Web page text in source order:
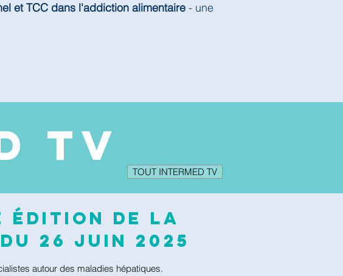
et TCC dans l'addiction alimentaire - une
TV
TOUT INTERMED TV
autour des maladies hépatiques.
édition de la
26 juin 2025